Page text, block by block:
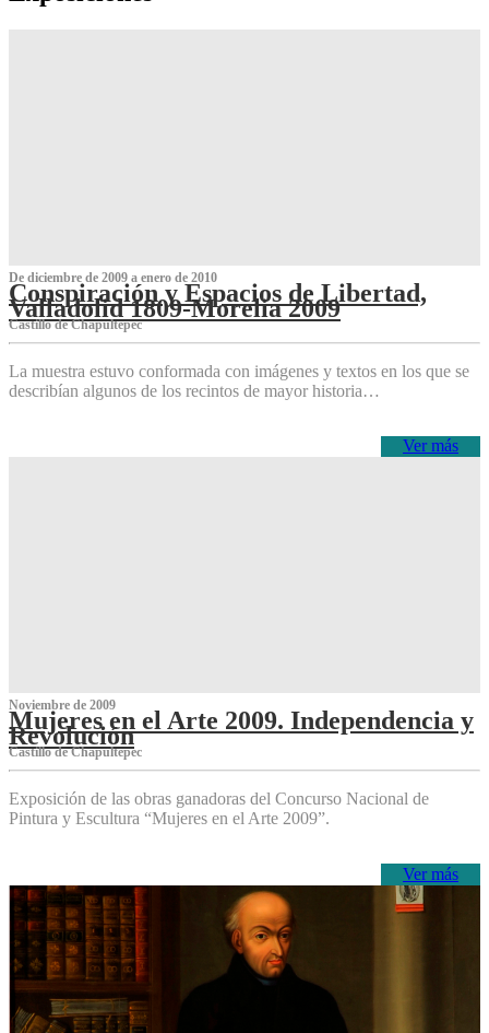
De diciembre de 2009 a enero de 2010
Conspiración y Espacios de Libertad,
Valladolid 1809-Morelia 2009
Castillo de Chapultepec
La muestra estuvo conformada con imágenes y textos en los que se
describían algunos de los recintos de mayor historia…
Ver más
Noviembre de 2009
Mujeres en el Arte 2009. Independencia y
Revolución
Castillo de Chapultepec
Exposición de las obras ganadoras del Concurso Nacional de
Pintura y Escultura “Mujeres en el Arte 2009”.
Ver más